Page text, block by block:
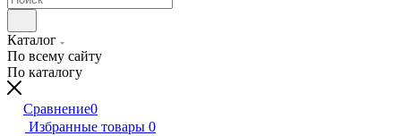
Каталог
По всему сайту
По каталогу
Сравнение0
Избранные товары 0